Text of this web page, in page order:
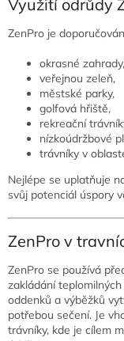
Využití odrůdy
ZenPro je
okrasné zahrady,
veřejnou zeleň,
městské parky,
golfová hřiště,
rekreační
nízkoúdržbové
trávníky v
Nejlépe se uplatňuje
svůj potenciál úspory
ZenPro v
ZenPro se používá
zakládání
oddenků a výběžků
potřebou sečení. Je
trávníky, kde je cílem